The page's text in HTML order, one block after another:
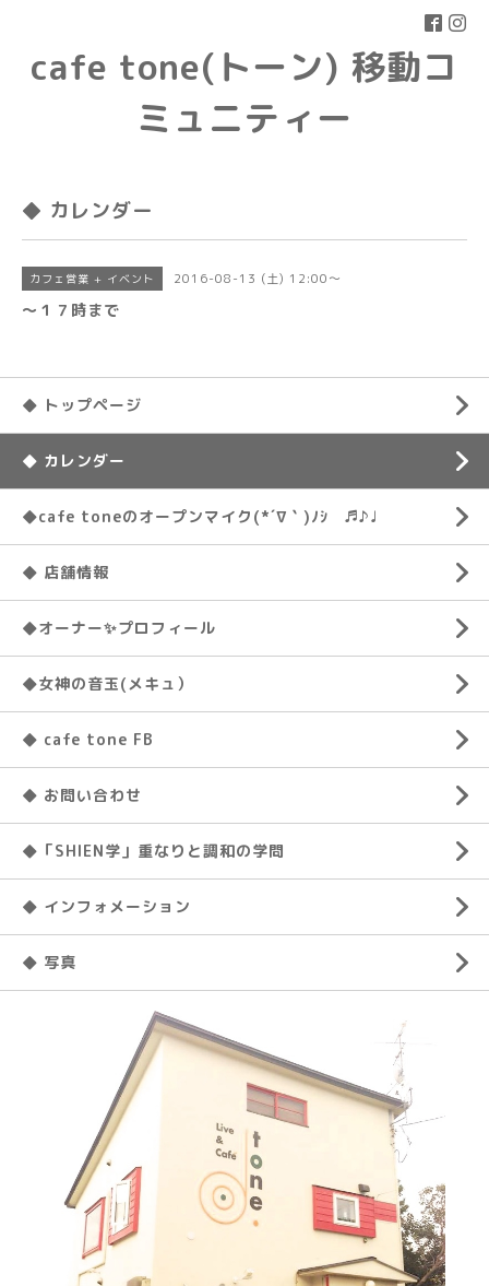
cafe tone(トーン) 移動コ
ミュニティー
◆ カレンダー
カフェ営業 + イベント 2016-08-13 (土) 12:00～
〜１７時まで
◆ トップページ
◆ カレンダー
◆cafe toneのオープンマイク(*´∇｀)ﾉｼ ♬♪♩
◆ 店舗情報
◆オーナー✨プロフィール
◆女神の音玉(メキュ）
◆ cafe tone FB
◆ お問い合わせ
◆「SHIEN学」重なりと調和の学問
◆ インフォメーション
◆ 写真